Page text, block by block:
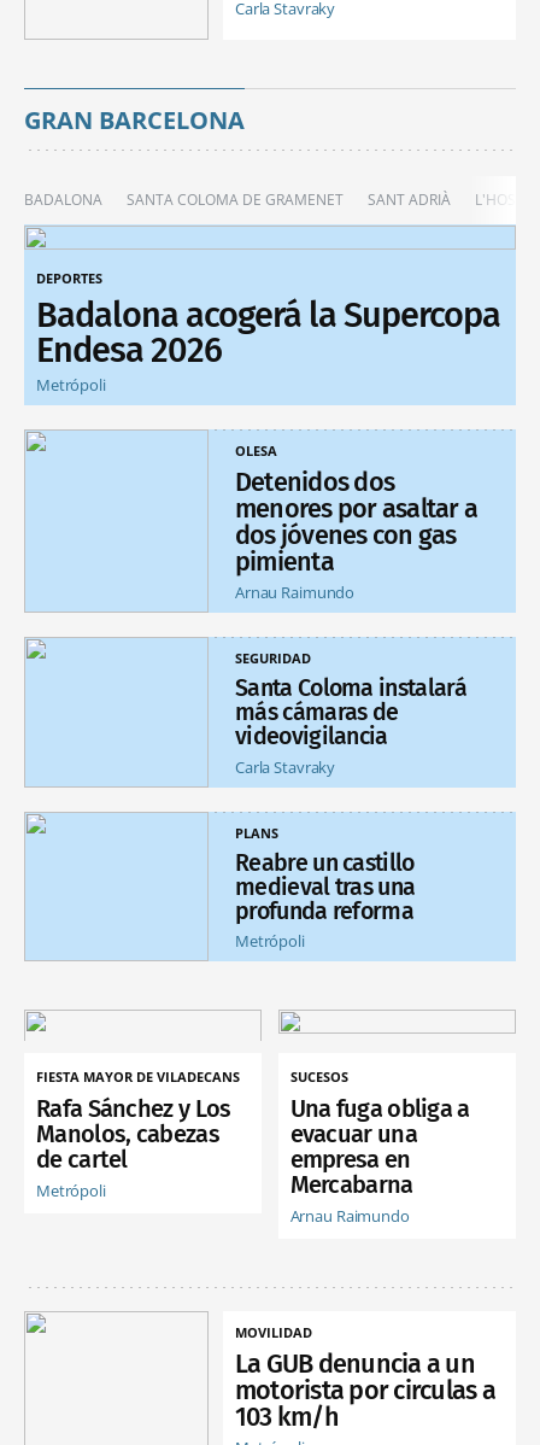
Carla Stavraky
GRAN BARCELONA
BADALONA SANTA COLOMA DE GRAMENET SANT ADRIÀ
DEPORTES
Badalona acogerá la Supercopa
Endesa 2026
Metrópoli
OLESA
Detenidos dos
menores por asaltar a
dos jóvenes con gas
pimienta
Arnau Raimundo
SEGURIDAD
Santa Coloma instalará
más cámaras de
videovigilancia
Carla Stavraky
PLANS
Reabre un castillo
medieval tras una
profunda reforma
Metrópoli
FIESTA MAYOR DE VILADECANS
Rafa Sánchez y Los
Manolos, cabezas
de cartel
Metrópoli
SUCESOS
Una fuga obliga a
evacuar una
empresa en
Mercabarna
Arnau Raimundo
MOVILIDAD
La GUB denuncia a un
motorista por circulas a
103 km/h